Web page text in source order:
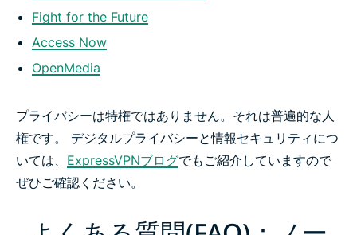
Fight for the Future
Access Now
OpenMedia
プライバシーは特権ではありません。それは普遍的な人
権です。 デジタルプライバシーと情報セキュリティにつ
いては、 ExpressVPNブログでもご紹介していますので
ぜひご確認ください。